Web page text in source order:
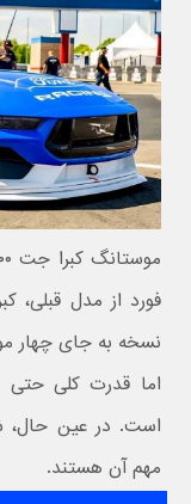
موستانگ کبرا جت ۲۲۰۰
فورد از مدل قبلی،
نسخه به‌ جای چهار
است. در عین حال،
مهم آن هستند.